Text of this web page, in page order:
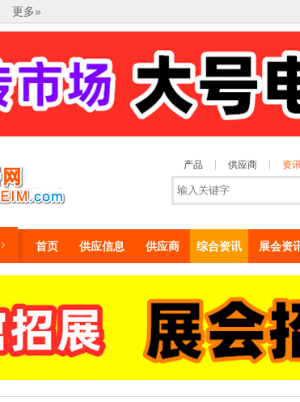
更多»
产品 供应商 资
首页 供应信息 供应商 综合资讯 展会资